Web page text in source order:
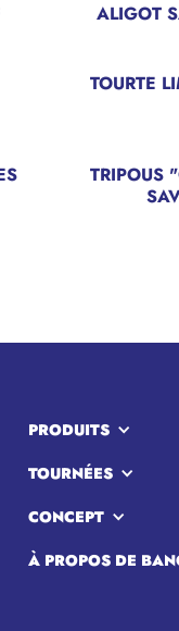
ALIGOT
TOURTE
TRIPOUS
PRODUITS
TOURNÉES
CONCEPT
À PROPOS DE